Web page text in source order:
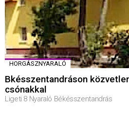
HORGÁSZNYARALÓ
Bkésszentandráson
csónakkal
Ligeti 8 Nyaraló Békésszentandrás